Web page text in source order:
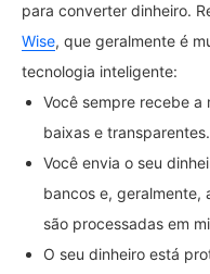
para converter dinheiro.
Wise, que geralmente é
tecnologia inteligente:
Você sempre recebe
baixas e transparentes.
Você envia o seu
bancos e, geralmente,
são processadas em
O seu dinheiro está